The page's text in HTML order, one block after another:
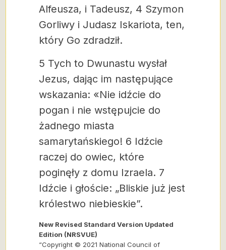
Alfeusza, i Tadeusz, 4 Szymon
Gorliwy i Judasz Iskariota, ten,
który Go zdradził.
5 Tych to Dwunastu wysłał
Jezus, dając im następujące
wskazania: «Nie idźcie do
pogan i nie wstępujcie do
żadnego miasta
samarytańskiego! 6 Idźcie
raczej do owiec, które
poginęły z domu Izraela. 7
Idźcie i głoście: „Bliskie już jest
królestwo niebieskie”.
New Revised Standard Version Updated
Edition (NRSVUE)
“Copyright © 2021 National Council of